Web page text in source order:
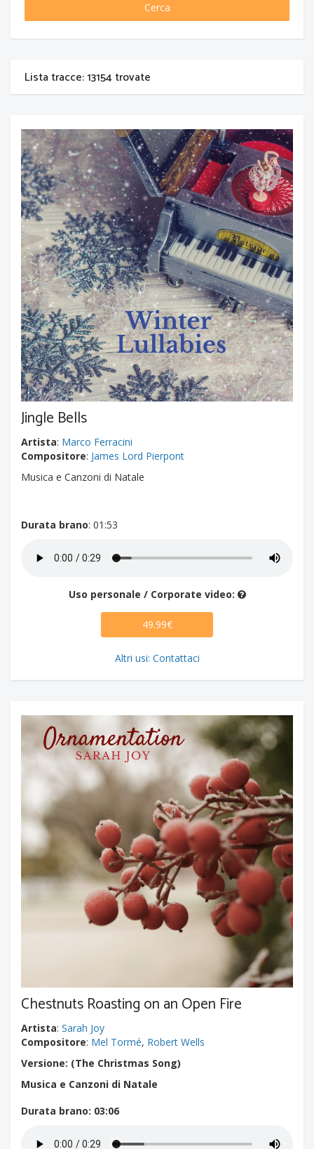
Cerca
Lista tracce: 13154 trovate
Jingle Bells
Artista: Marco Ferracini
Compositore: James Lord Pierpont
Musica e Canzoni di Natale
Durata brano: 01:53
Uso personale / Corporate video:
49.99€
Altri usi: Contattaci
Chestnuts Roasting on an Open Fire
Artista: Sarah Joy
Compositore: Mel Tormé, Robert Wells
Versione: (The Christmas Song)
Musica e Canzoni di Natale
Durata brano: 03:06